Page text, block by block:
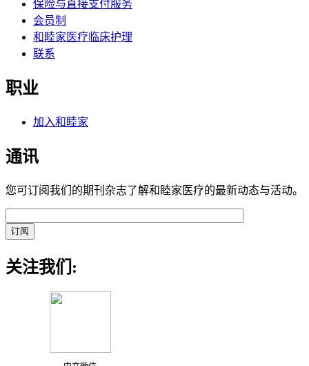
保险与直接支付服务
会员制
和睦家医疗临床护理
联系
职业
加入和睦家
通讯
您可订阅我们的期刊杂志了解和睦家医疗的最新动态与活动。
关注我们: